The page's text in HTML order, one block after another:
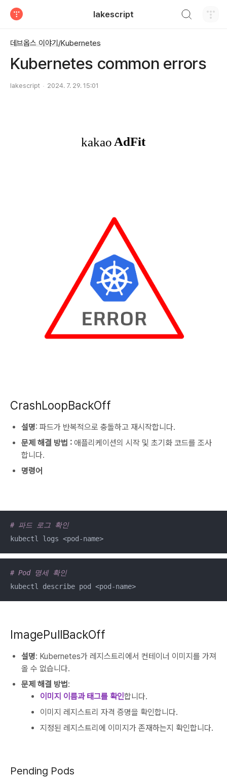
lakescript
데브옵스 이야기/Kubernetes
Kubernetes common errors
lakescript 2024. 7. 29. 15:01
CrashLoopBackOff
설명: 파드가 반복적으로 충돌하고 재시작합니다.
문제 해결 방법 : 애플리케이션의 시작 및 초기화 코드를 조사
합니다.
명령어
# 파드 로그 확인
kubectl logs <pod-name>
# Pod 명세 확인
kubectl describe pod <pod-name>
ImagePullBackOff
설명: Kubernetes가 레지스트리에서 컨테이너 이미지를 가져
올 수 없습니다.
문제 해결 방법 :
이미지 이름과 태그를 확인합니다.
이미지 레지스트리 자격 증명을 확인합니다.
지정된 레지스트리에 이미지가 존재하는지 확인합니다.
Pending Pods